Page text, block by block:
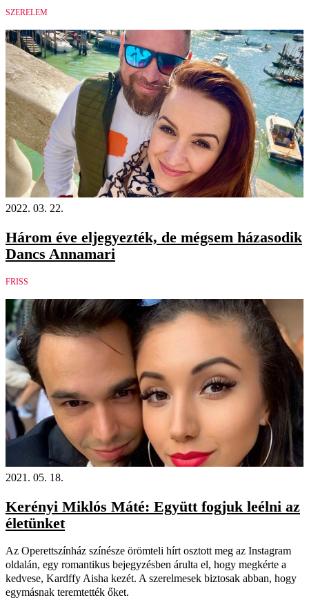
SZERELEM
2022. 03. 22.
Három éve eljegyezték, de mégsem házasodik
Dancs Annamari
FRISS
2021. 05. 18.
Kerényi Miklós Máté: Együtt fogjuk leélni az
életünket
Az Operettszínház színésze örömteli hírt osztott meg az Instagram
oldalán, egy romantikus bejegyzésben árulta el, hogy megkérte a
kedvese, Kardffy Aisha kezét. A szerelmesek biztosak abban, hogy
egymásnak teremtették őket.